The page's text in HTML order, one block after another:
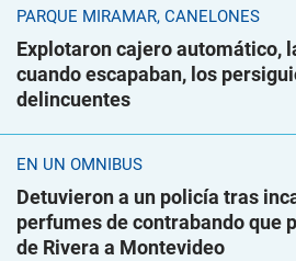
PARQUE MIRAMAR, CANELONES
Explotaron cajero automático,
cuando escapaban, los
delincuentes
EN UN ÓMNIBUS
Detuvieron a un policía tras
perfumes de contrabando que
de Rivera a Montevideo